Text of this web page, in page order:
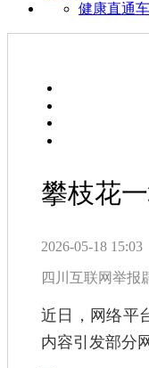
健康直通车
攀枝花
2026-05-18 15:03
四川互联网举报
近日，网络平
内容引发部分